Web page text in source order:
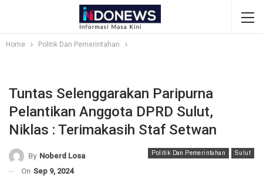
Home Politik Dan Pemerintahan
Tuntas Selenggarakan Paripurna
Pelantikan Anggota DPRD Sulut,
Niklas : Terimakasih Staf Setwan
Politik Dan Pemerintahan Sulut
By Noberd Losa
On Sep 9, 2024